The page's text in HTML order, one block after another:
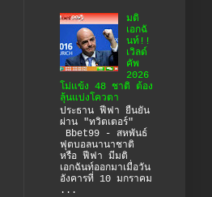
มติ
เอกฉั
นท์!!
เวิลด์
คัพ
2026
โม่แข้ง 48 ชาติ ต้อง
ลุ้นแบ่งโควตา
ประธาน ฟีฟา ยืนยัน
ผ่าน "ทวิตเตอร์"
Bbet99 - สหพันธ์
ฟุตบอลนานาชาติ
หรือ ฟีฟา มีมติ
เอกฉันท์ออกมาเมื่อวัน
อังคารที่ 10 มกราคม
...